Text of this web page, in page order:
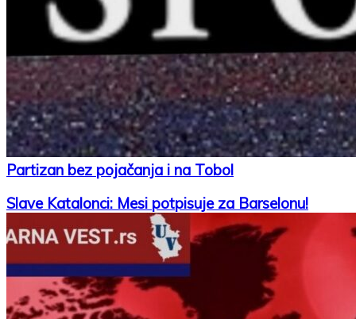
Partizan bez pojačanja i na Tobol
Slave Katalonci: Mesi potpisuje za Barselonu!